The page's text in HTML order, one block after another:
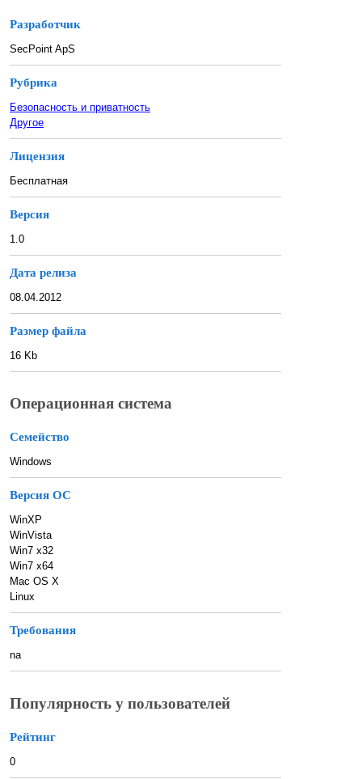
Разработчик
SecPoint ApS
Рубрика
Безопасность и приватность
Другое
Лицензия
Бесплатная
Версия
1.0
Дата релиза
08.04.2012
Размер файла
16 Kb
Операционная система
Семейство
Windows
Версия ОС
WinXP
WinVista
Win7 x32
Win7 x64
Mac OS X
Linux
Требования
na
Популярность у пользователей
Рейтинг
0